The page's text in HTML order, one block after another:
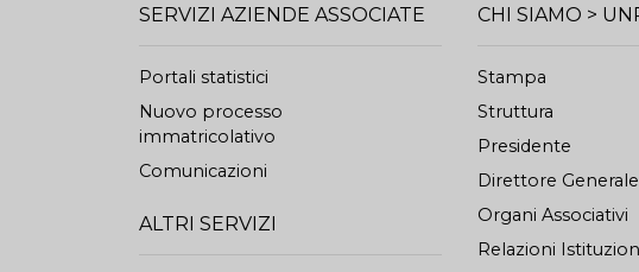
SERVIZI AZIENDE ASSOCIATE
Portali statistici
Nuovo processo
immatricolativo
Comunicazioni
ALTRI SERVIZI
CHI SIAMO >
Stampa
Struttura
Presidente
Direttore Generale
Organi Associativi
Relazioni